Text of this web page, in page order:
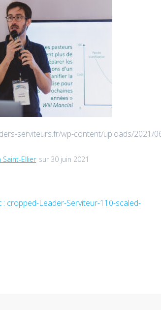
serviteurs.fr/wp-content/uploads/2021/
Saint-Ellier sur 30 juin 2021
: Article
cropped-Leader-Serviteur-110-scaled-